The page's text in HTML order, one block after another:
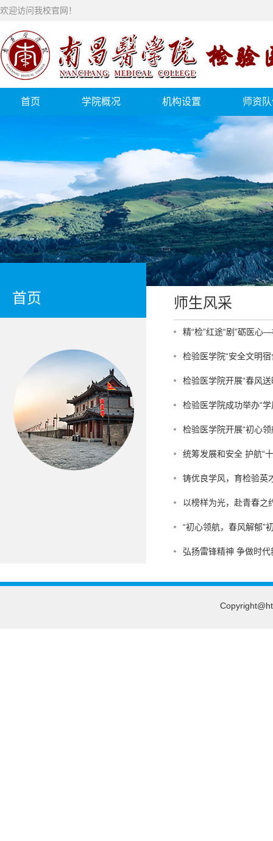
欢迎访问我校官网！
首页 学院概况 机构设置 师资
首页 师生风采
精“检”红途“剧”砺医心
检验医学院“安全文明
检验医学院开展“春风
检验医学院成功举办“
检验医学院开展“初心
统筹发展和安全 护航“
铸优良学风，育检验英
以榜样为光，赴青春
“初心领航，春风解郁”
弘扬雷锋精神 争做时